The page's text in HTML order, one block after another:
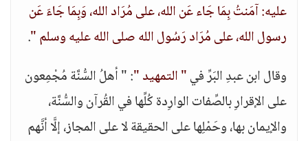
عليه: آمَنتُ بِمَا جَاء عَن الله، على مُرَاد الله، وَبِمَا جَاءَ عَن
رسول الله، على مُرَاد رَسُول الله صلى الله عليه وسلم ".
وقال ابن عبدِ البَرِّ في" التمهيد ": " أهلُ السُّنَّة مُجْمِعون
على الإقرارِ بالصِّفات الوارِدة كُلِّها في القُرآن والسُّنَّة،
والإيمان بها، وحَمْلِها على الحقيقة لا على المجاز، إلَّا أنَّهم